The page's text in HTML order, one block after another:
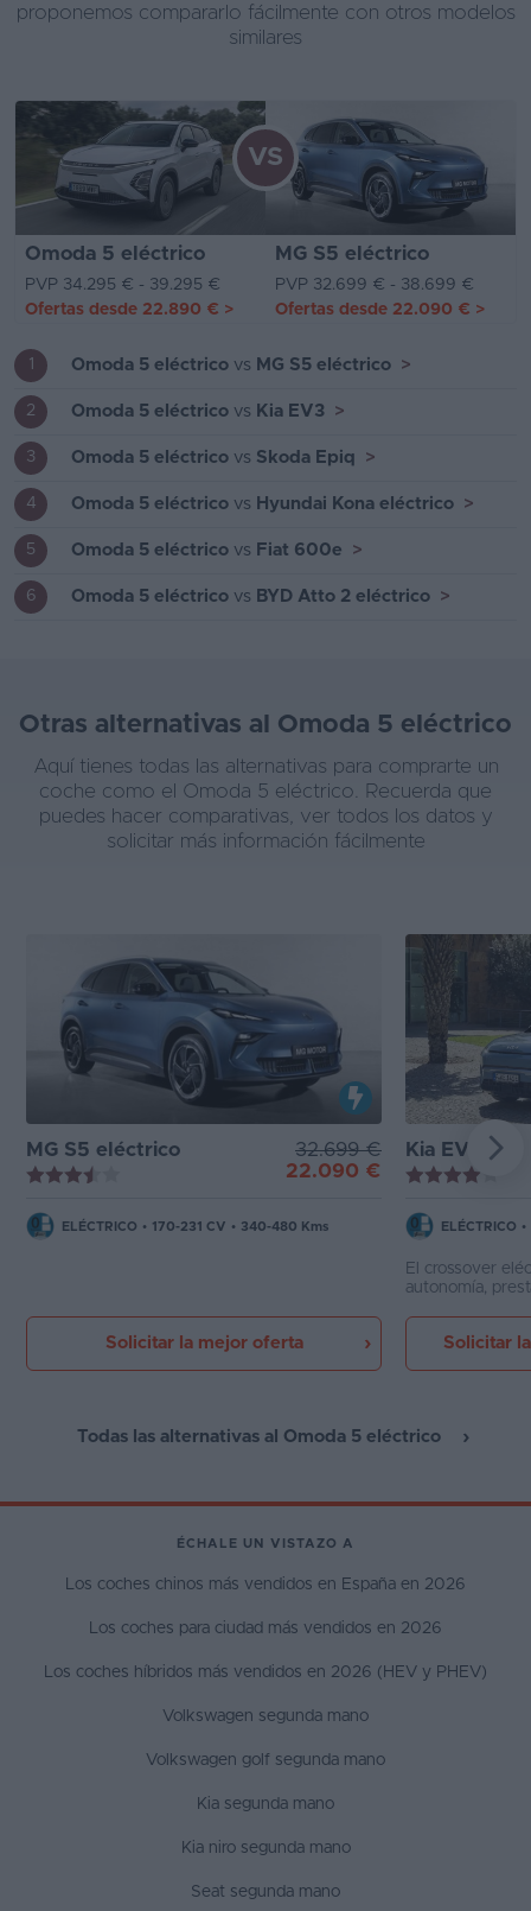
proponemos compararlo fácilmente con otros modelos
similares
Omoda 5 eléctrico MG S5 eléctrico
VS
PVP 34.295 € - 39.295 €
PVP 32.699 € - 38.699 €
Ofertas desde 22.890 € > Ofertas desde 22.090 € >
1 Omoda 5 eléctrico vs MG S5 eléctrico >
2 Omoda 5 eléctrico vs Kia EV3 >
3 Omoda 5 eléctrico vs Skoda Epiq >
4 Omoda 5 eléctrico vs Hyundai Kona eléctrico >
5 Omoda 5 eléctrico vs Fiat 600e >
6 Omoda 5 eléctrico vs BYD Atto 2 eléctrico >
Otras alternativas al Omoda 5 eléctrico
Aquí tienes todas las alternativas para comprarte un
coche como el Omoda 5 eléctrico. Recuerda que
puedes hacer comparativas, ver todos los datos y
solicitar más información fácilmente
MG S5 eléctrico
32.699 €
22.090 €
ELÉCTRICO • 170-231 CV • 340-480 Kms
Solicitar la mejor oferta
Kia EV3
ELÉCTRICO •
El crossover
autonomía,
permitirá captar
Solicitar
Todas las alternativas al Omoda 5 eléctrico
ÉCHALE UN VISTAZO A
Los coches chinos más vendidos en España en 2026
Los coches para ciudad más vendidos en 2026
Los coches híbridos más vendidos en 2026 (HEV y PHEV)
Volkswagen segunda mano
Volkswagen golf segunda mano
Kia segunda mano
Kia niro segunda mano
Seat segunda mano